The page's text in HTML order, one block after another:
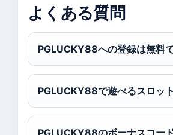
よくある質問
PGLUCKY88への登録は無料
PGLUCKY88で遊べるスロッ
PGLUCKY88のボーナスコー